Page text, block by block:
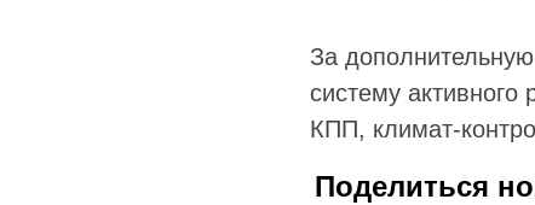
За
систему
КПП, климат-
Поделиться